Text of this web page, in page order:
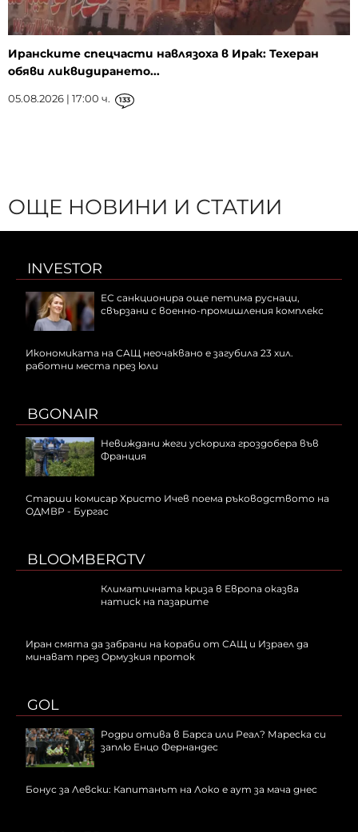
Иранските спецчасти навлязоха в Ирак: Техеран
обяви ликвидирането...
05.08.2026 | 17:00 ч. 133
ОЩЕ НОВИНИ И СТАТИИ
INVESTOR
ЕС санкционира още петима руснаци,
свързани с военно-промишления комплекс
Икономиката на САЩ неочаквано е загубила 23 хил.
работни места през юли
BGONAIR
Невиждани жеги ускориха гроздобера във
Франция
Старши комисар Христо Ичев поема ръководството на
ОДМВР - Бургас
BLOOMBERGTV
Климатичната криза в Европа оказва
натиск на пазарите
Иран смята да забрани на кораби от САЩ и Израел да
минават през Ормузкия проток
GOL
Родри отива в Барса или Реал? Мареска си
заплю Енцо Фернандес
Бонус за Левски: Капитанът на Локо е аут за мача днес